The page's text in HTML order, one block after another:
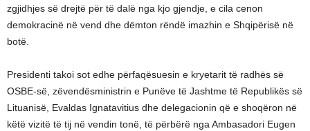
zgjidhjes së drejtë për të dalë nga kjo gjendje, e cila cenon
demokracinë në vend dhe dëmton rëndë imazhin e Shqipërisë në
botë.
Presidenti takoi sot edhe përfaqësuesin e kryetarit të radhës së
OSBE-së, zëvendësministrin e Punëve të Jashtme të Republikës së
Lituanisë, Evaldas Ignatavitius dhe delegacionin që e shoqëron në
këtë vizitë të tij në vendin tonë, të përbërë nga Ambasadori Eugen